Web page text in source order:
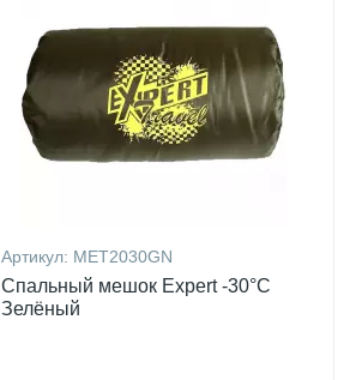
Артикул: MET2030GN
Спальный мешок Expert -30°С
Зелёный